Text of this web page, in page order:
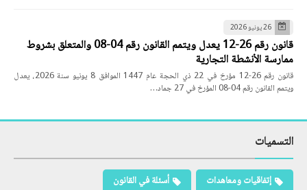
26 يونيو 2026
قانون رقم 26-12 يعدل ويتمم القانون رقم 04-08 والمتعلق بشروط
ممارسة الأنشطة التجارية
قانون رقم 26-12 مؤرخ في 22 ذي الحجة عام 1447 الموافق 8 يونيو سنة 2026، يعدل
ويتمم القانون رقم 04-08 المؤرخ في 27 جماد…
التسميات
إتفاقيات ومعاهدات
أسئلة في القانون